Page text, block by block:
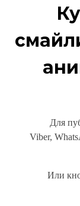
Для
Viber,
Или